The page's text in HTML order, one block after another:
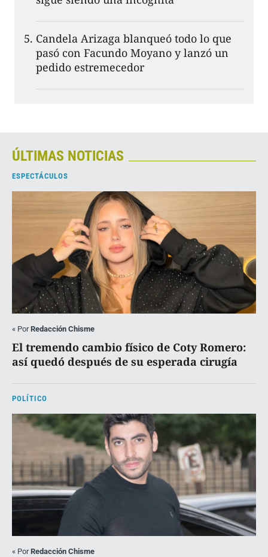
Candela Arizaga blanqueó todo lo que
pasó con Facundo Moyano y lanzó un
pedido estremecedor
ÚLTIMAS NOTICIAS
ESPECTÁCULOS
« PorRedacción Chisme
El tremendo cambio físico de Coty Romero:
así quedó después de su esperada cirugía
POLÍTICO
« PorRedacción Chisme